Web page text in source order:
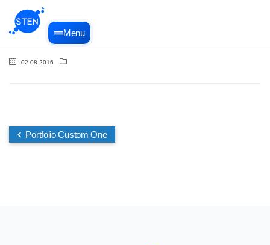
Menu
02.08.2016
Portfolio Custom One